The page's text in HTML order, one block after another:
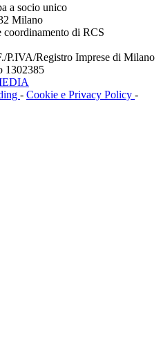
a socio unico
Milano
coordinamento di RCS
P.IVA/Registro Imprese di Milano
1302385
- Cookie e Privacy Policy -